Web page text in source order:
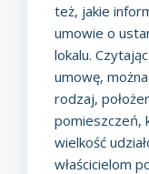
też, jakie
umowie o
lokalu.
umowę,
rodzaj,
pomieszczeń,
wielkość
właścicielom